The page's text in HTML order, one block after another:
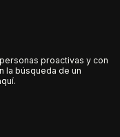
proactivas y con
la búsqueda de un